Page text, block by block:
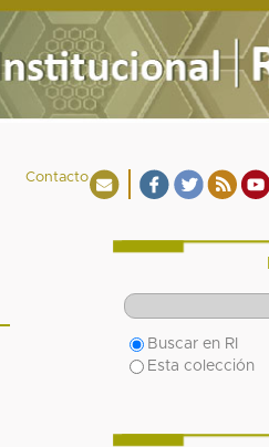
Contacto
Buscar en RI
Esta colección